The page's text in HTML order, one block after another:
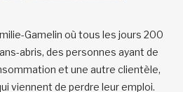
Gamelin où tous les jours 200
abris, des personnes ayant de
et une autre clientèle,
viennent de perdre leur emploi.